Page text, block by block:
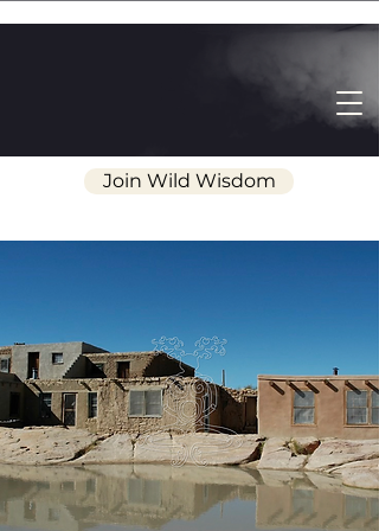
Join Wild Wisdom